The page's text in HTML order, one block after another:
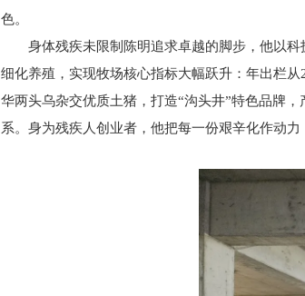
色。
身体残疾未限制陈明追求卓越的脚步，他以
细化养殖，实现牧场核心指标大幅跃升：年出栏
华两头乌杂交优质土猪，打造“沟头井”特色品牌
系。身为残疾人创业者，他把每一份艰辛化作动